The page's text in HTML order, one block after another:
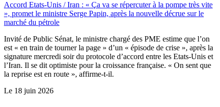
Accord Etats-Unis / Iran : « Ça va se répercuter à la pompe très vite
», promet le ministre Serge Papin, après la nouvelle décrue sur le
marché du pétrole
Invité de Public Sénat, le ministre chargé des PME estime que l’on
est « en train de tourner la page » d’un « épisode de crise », après la
signature mercredi soir du protocole d’accord entre les Etats-Unis et
l’Iran. Il se dit optimiste pour la croissance française. « On sent que
la reprise est en route », affirme-t-il.
Le 18 juin 2026